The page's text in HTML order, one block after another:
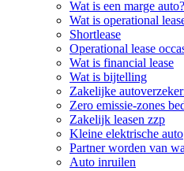
Wat is een marge auto?
Wat is operational
Shortlease
Operational lease
Wat is financial lease
Wat is bijtelling
Zakelijke
Zero emissie-zones
Zakelijk leasen zzp
Kleine elektrische auto
Partner worden van
Auto inruilen